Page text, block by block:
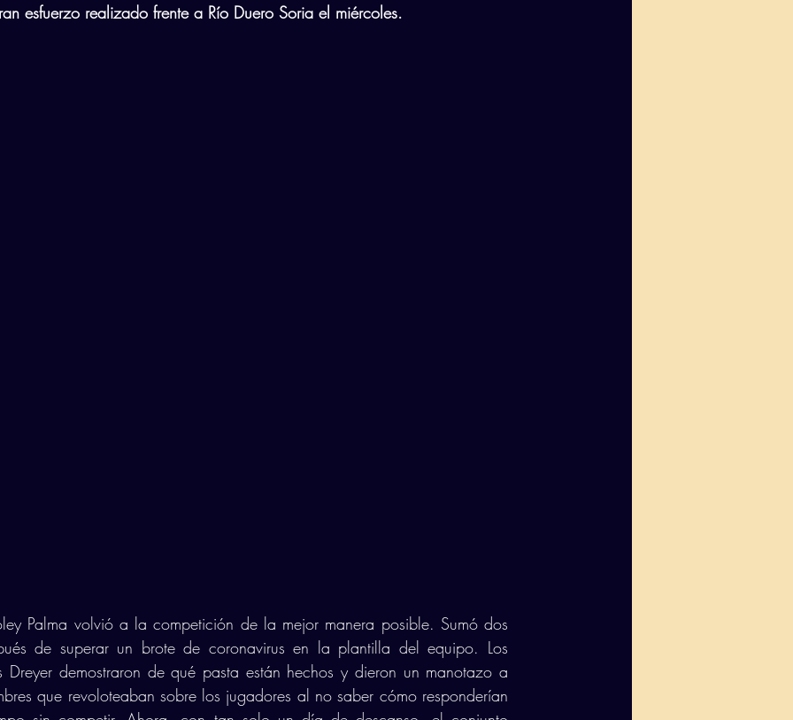
esfuerzo realizado frente a Río Duero Soria el miércoles.
Palma volvió a la competición de la mejor manera posible. Sumó dos
de superar un brote de coronavirus en la plantilla del equipo. Los
Dreyer demostraron de qué pasta están hechos y dieron un manotazo a
que revoloteaban sobre los jugadores al no saber cómo responderían